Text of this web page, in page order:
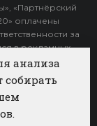
«Партнёрский
оплачены
за
в рекламных
анализа
собирать